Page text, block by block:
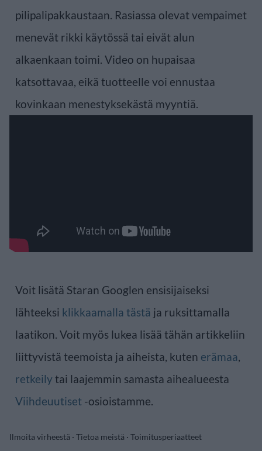
pilipalipakkaustaan. Rasiassa olevat vempaimet
menevät rikki käytössä tai eivät alun
alkaenkaan toimi. Video on hupaisaa
katsottavaa, eikä tuotteelle voi ennustaa
kovinkaan menestyksekästä myyntiä.
Voit lisätä Staran Googlen ensisijaiseksi
lähteeksi klikkaamalla tästä ja ruksittamalla
laatikon. Voit myös lukea lisää tähän artikkeliin
liittyvistä teemoista ja aiheista, kuten erämaa,
retkeily tai laajemmin samasta aihealueesta
Viihdeuutiset -osioistamme.
Ilmoita virheestä · Tietoa meistä · Toimitusperiaatteet